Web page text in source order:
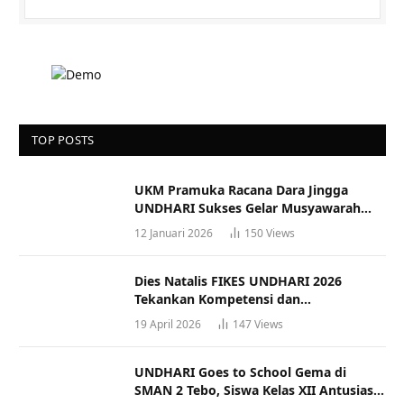
TOP POSTS
UKM Pramuka Racana Dara Jingga
UNDHARI Sukses Gelar Musyawarah
Racana
12 Januari 2026 150Views
Dies Natalis FIKES UNDHARI 2026
Tekankan Kompetensi dan
Profesionalisme Tenaga Kesehatan
19 April 2026 147Views
UNDHARI Goes to School Gema di
SMAN 2 Tebo, Siswa Kelas XII Antusias